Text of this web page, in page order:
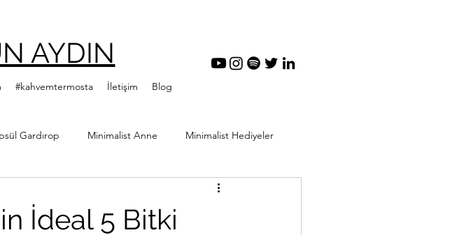
AYDIN
#kahvemtermosta İletişim Blog
Gardırop Minimalist Anne Minimalist Hediyeler
İdeal 5 Bitki